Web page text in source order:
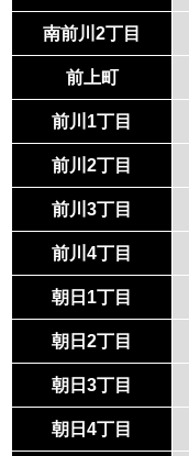
南前川2丁目
前上町
前川1丁目
前川2丁目
前川3丁目
前川4丁目
朝日1丁目
朝日2丁目
朝日3丁目
朝日4丁目